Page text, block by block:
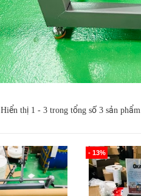
Hiển thị 1 - 3 trong tổng số 3 sản phẩm
- 13%